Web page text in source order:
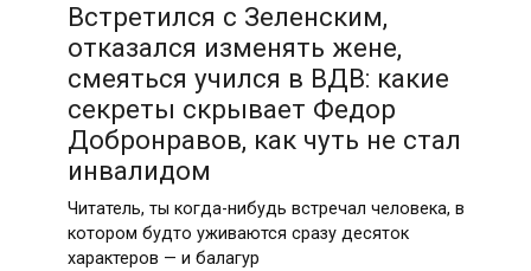
Встретился с Зеленским,
отказался изменять жене,
смеяться учился в ВДВ: какие
секреты скрывает Федор
Добронравов, как чуть не стал
инвалидом
Читатель, ты когда-нибудь встречал человека, в
котором будто уживаются сразу десяток
характеров — и балагур